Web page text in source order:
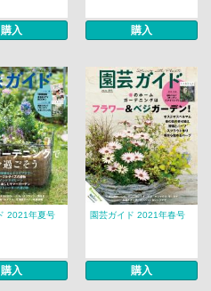
購入 購入
2021年夏号
購入
園芸ガイド 2021年春号
購入